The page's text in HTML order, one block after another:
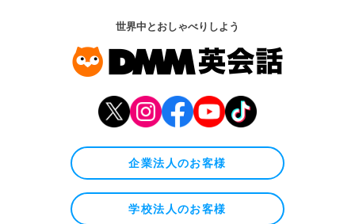
世界中とおしゃべりしよう
企業法人のお客様
学校法人のお客様